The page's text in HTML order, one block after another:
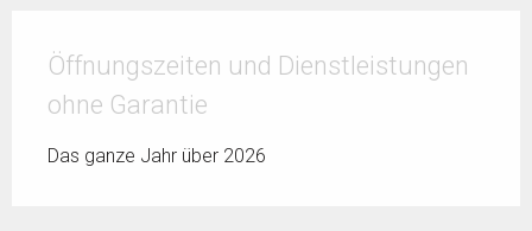
Öffnungszeiten und Dienstleistungen
ohne Garantie
Das ganze Jahr über 2026